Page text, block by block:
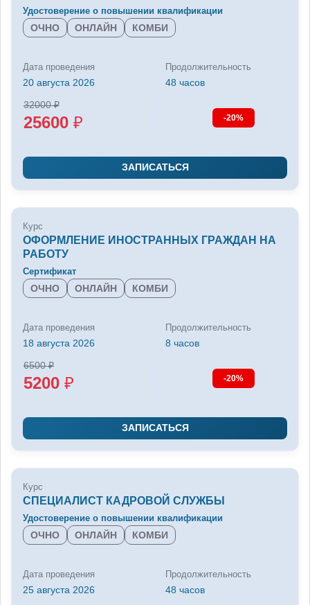
Удостоверение о повышении квалификации
ОЧНО ОНЛАЙН КОМБИ
Дата проведения
20 августа 2026
32000₽
25600 ₽
Продолжительность
48 часов
-20%
ЗАПИСАТЬСЯ
Курс
ОФОРМЛЕНИЕ ИНОСТРАННЫХ ГРАЖДАН НА
РАБОТУ
Сертификат
ОЧНО ОНЛАЙН КОМБИ
Дата проведения
18 августа 2026
6500₽
5200 ₽
Продолжительность
8 часов
-20%
ЗАПИСАТЬСЯ
Курс
СПЕЦИАЛИСТ КАДРОВОЙ СЛУЖБЫ
Удостоверение о повышении квалификации
ОЧНО ОНЛАЙН КОМБИ
Дата проведения
25 августа 2026
Продолжительность
48 часов